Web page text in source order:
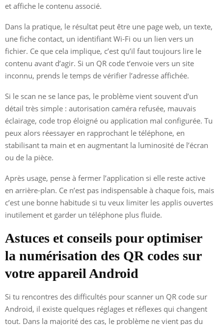
et affiche le contenu associé.
Dans la pratique, le résultat peut être une page web, un texte,
une fiche contact, un identifiant Wi-Fi ou un lien vers un
fichier. Ce que cela implique, c’est qu’il faut toujours lire le
contenu avant d’agir. Si un QR code t’envoie vers un site
inconnu, prends le temps de vérifier l’adresse affichée.
Si le scan ne se lance pas, le problème vient souvent d’un
détail très simple : autorisation caméra refusée, mauvais
éclairage, code trop éloigné ou application mal configurée. Tu
peux alors réessayer en rapprochant le téléphone, en
stabilisant ta main et en augmentant la luminosité de l’écran
ou de la pièce.
Après usage, pense à fermer l’application si elle reste active
en arrière-plan. Ce n’est pas indispensable à chaque fois, mais
c’est une bonne habitude si tu veux limiter les applis ouvertes
inutilement et garder un téléphone plus fluide.
Astuces et conseils pour optimiser
la numérisation des QR codes sur
votre appareil Android
Si tu rencontres des difficultés pour scanner un QR code sur
Android, il existe quelques réglages et réflexes qui changent
tout. Dans la majorité des cas, le problème ne vient pas du